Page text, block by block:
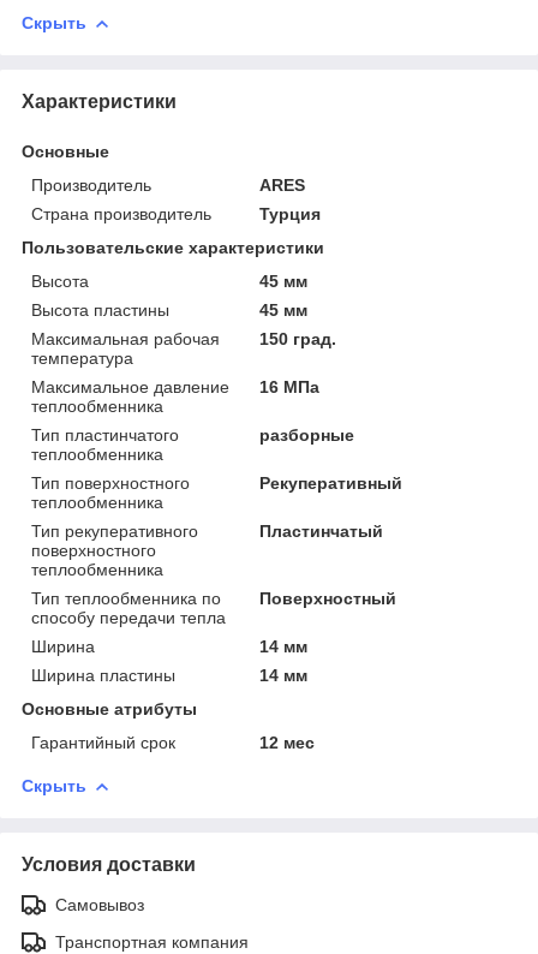
Скрыть
Характеристики
Основные
Производитель
ARES
Страна производитель
Турция
Пользовательские характеристики
Высота
45 мм
Высота пластины
45 мм
Максимальная рабочая
температура
150 град.
Максимальное давление
теплообменника
16 МПа
Тип пластинчатого
теплообменника
разборные
Тип поверхностного
теплообменника
Рекуперативный
Тип рекуперативного
поверхностного
теплообменника
Пластинчатый
Тип теплообменника по
способу передачи тепла
Поверхностный
Ширина
14 мм
Ширина пластины
14 мм
Основные атрибуты
Гарантийный срок
12 мес
Скрыть
Условия доставки
Самовывоз
Транспортная компания